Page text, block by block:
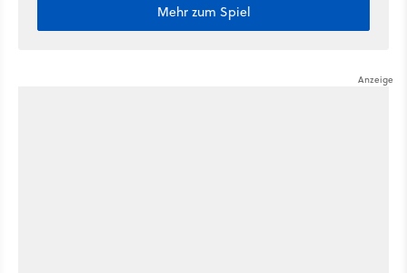
Mehr zum Spiel